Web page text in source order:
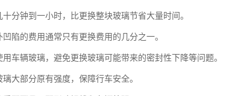
分钟到一小时，比更换整块玻璃节省大量时间。
陷的费用通常只有更换费用的几分之一。
车辆玻璃，避免更换玻璃可能带来的密封性下降等问题。
大部分原有强度，保障行车安全。